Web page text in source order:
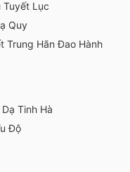
Tuyết Lục
Quy
Trung Hãn Đao Hành
Tinh Hà
Độ